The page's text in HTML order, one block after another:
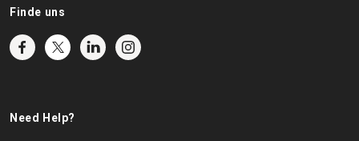
Finde uns
Need Help?